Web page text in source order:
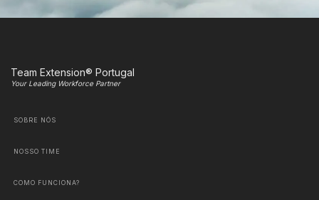
Team Extension® Portugal
Your Leading Workforce Partner
SOBRE NÓS
NOSSO TIME
COMO FUNCIONA?